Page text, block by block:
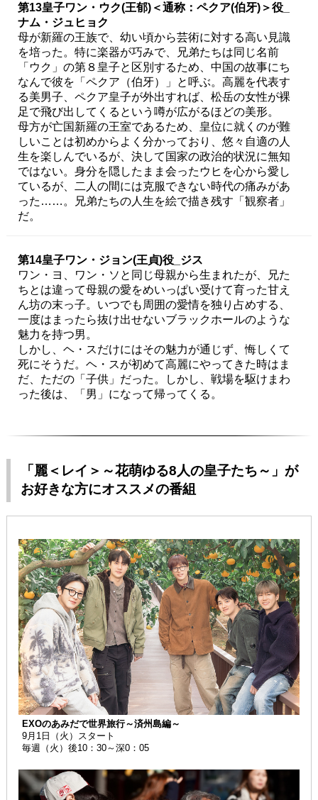
第13皇子ワン・ウク(王郁)＜通称：ペクア(伯牙)＞役_
ナム・ジュヒョク
母が新羅の王族で、幼い頃から芸術に対する高い見識
を培った。特に楽器が巧みで、兄弟たちは同じ名前
「ウク」の第８皇子と区別するため、中国の故事にち
なんで彼を「ペクア（伯牙）」と呼ぶ。高麗を代表す
る美男子、ペクア皇子が外出すれば、松岳の女性が裸
足で飛び出してくるという噂が広がるほどの美形。
母方が亡国新羅の王室であるため、皇位に就くのが難
しいことは初めからよく分かっており、悠々自適の人
生を楽しんでいるが、決して国家の政治的状況に無知
ではない。身分を隠したまま会ったウヒを心から愛し
ているが、二人の間には克服できない時代の痛みがあ
った……。兄弟たちの人生を絵で描き残す「観察者」
だ。
第14皇子ワン・ジョン(王貞)役_ジス
ワン・ヨ、ワン・ソと同じ母親から生まれたが、兄た
ちとは違って母親の愛をめいっぱい受けて育った甘え
ん坊の末っ子。いつでも周囲の愛情を独り占めする、
一度はまったら抜け出せないブラックホールのような
魅力を持つ男。
しかし、ヘ・スだけにはその魅力が通じず、悔しくて
死にそうだ。ヘ・スが初めて高麗にやってきた時はま
だ、ただの「子供」だった。しかし、戦場を駆けまわ
った後は、「男」になって帰ってくる。
「麗＜レイ＞～花萌ゆる8人の皇子たち～」が
お好きな方にオススメの番組
EXOのあみだで世界旅行～済州島編～
9月1日（火）スタート
毎週（火）後10：30～深0：05